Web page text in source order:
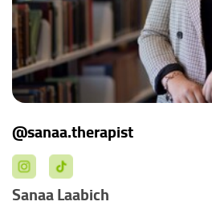
@sanaa.therapist
Sanaa Laabich